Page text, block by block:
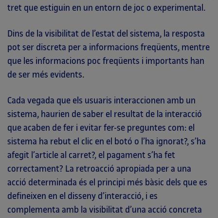
tret que estiguin en un entorn de joc o experimental.
Dins de la visibilitat de l’estat del sistema, la resposta
pot ser discreta per a informacions freqüents, mentre
que les informacions poc freqüents i importants han
de ser més evidents.
Cada vegada que els usuaris interaccionen amb un
sistema, haurien de saber el resultat de la interacció
que acaben de fer i evitar fer-se preguntes com: el
sistema ha rebut el clic en el botó o l’ha ignorat?, s’ha
afegit l’article al carret?, el pagament s’ha fet
correctament? La retroacció apropiada per a una
acció determinada és el principi més bàsic dels que es
defineixen en el disseny d’interacció, i es
complementa amb la visibilitat d’una acció concreta